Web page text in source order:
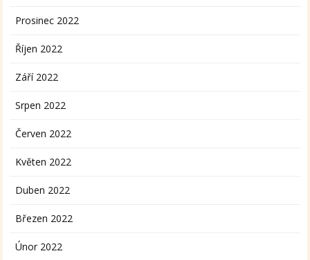
Prosinec 2022
Říjen 2022
Září 2022
Srpen 2022
Červen 2022
Květen 2022
Duben 2022
Březen 2022
Únor 2022